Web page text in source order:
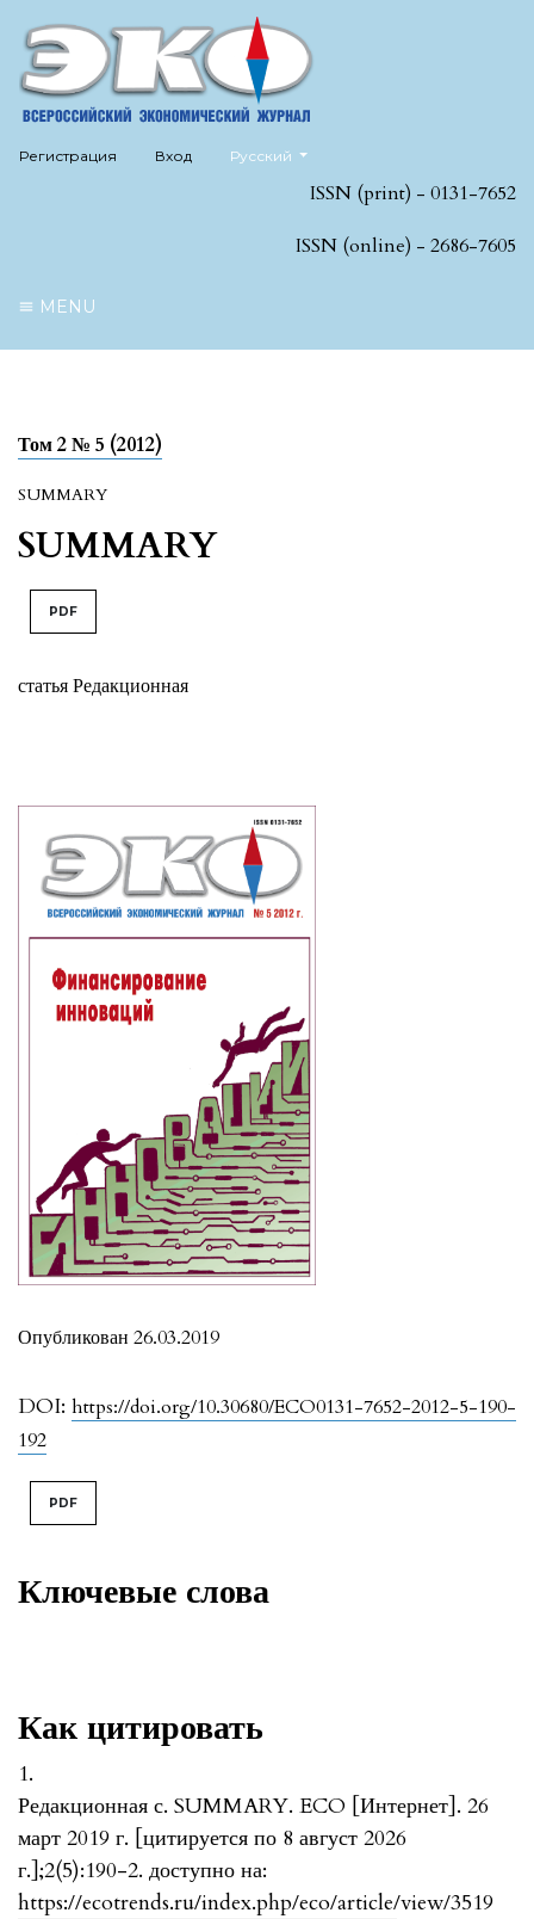
Регистрация Вход Русский
ISSN (print) - 0131-7652
ISSN (online) - 2686-7605
MENU
Том 2 № 5 (2012)
SUMMARY
SUMMARY
PDF
статья Редакционная
DOI: https://doi.org/10.30680/ECO0131-7652-2012-5-190-
192
Опубликован 26.03.2019
Ключевые слова
Как цитировать
1.
Редакционная с. SUMMARY. ECO [Интернет]. 26
март 2019 г. [цитируется по 8 август 2026
г.];2(5):190-2. доступно на:
https://ecotrends.ru/index.php/eco/article/view/3519
PDF